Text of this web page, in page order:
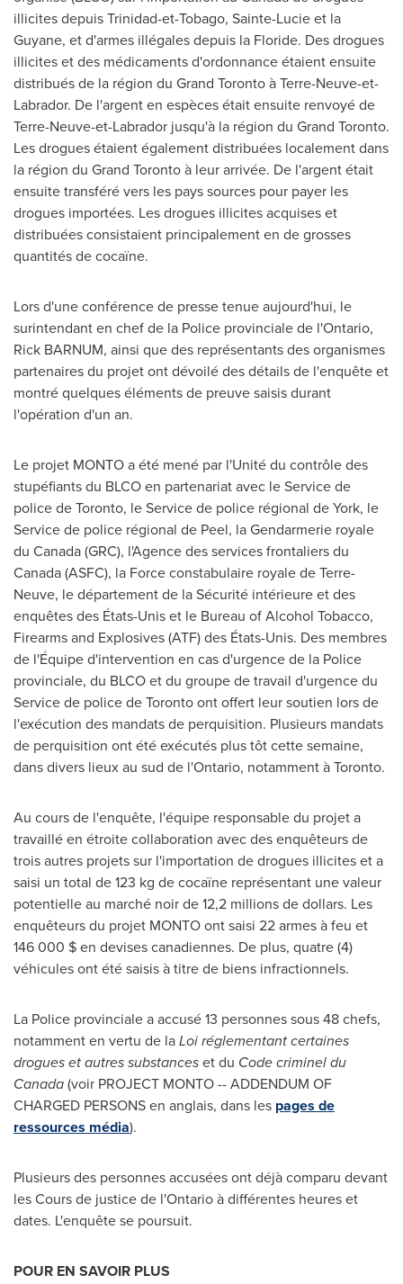
illicites depuisTrinidad-et-Tobago, Sainte-Lucieet la
Guyane, et d'armes illégales depuis la Floride. Des drogues
illicites et des médicaments d'ordonnance étaient ensuite
distribués de la région du Grand Toronto à Terre-Neuve-et-
Labrador. De l'argent en espèces était ensuite renvoyé de
Terre-Neuve-et-Labrador jusqu'à la région du Grand Toronto.
Les drogues étaient également distribuées localement dans
la région du Grand Toronto à leur arrivée. De l'argent était
ensuite transféré vers les pays sources pour payer les
drogues importées. Les drogues illicites acquises et
distribuées consistaient principalement en de grosses
quantités de cocaïne.
Lors d'une conférence de presse tenue aujourd'hui, le
surintendant en chef de la Police provinciale de l'Ontario,
Rick BARNUM, ainsi que des représentants des organismes
partenaires du projet ont dévoilé des détails de l'enquête et
montré quelques éléments de preuve saisis durant
l'opération d'un an.
Le projet MONTO a été mené par l'Unité du contrôle des
stupéfiants du BLCO en partenariat avec le Service de
police deToronto, le Service de police régional de York, le
Service de police régional de Peel, la Gendarmerie royale
du Canada(GRC), l'Agence des services frontaliers du
Canada(ASFC), la Force constabulaire royale de Terre-
Neuve, le département de la Sécurité intérieure et des
enquêtes des États-Unis et le Bureau of Alcohol Tobacco,
Firearms and Explosives (ATF) des États-Unis. Des membres
de l'Équipe d'intervention en cas d'urgence de la Police
provinciale, du BLCO et du groupe de travail d'urgence du
Service de police deTorontoont offert leur soutien lors de
l'exécution des mandats de perquisition. Plusieurs mandats
de perquisition ont été exécutés plus tôt cette semaine,
dans divers lieux au sud de l'Ontario, notamment àToronto.
Au cours de l'enquête, l'équipe responsable du projet a
travaillé en étroite collaboration avec des enquêteurs de
trois autres projets sur l'importation de drogues illicites et a
saisi un total de 123 kg de cocaïne représentant une valeur
potentielle au marché noir de 12,2 millions de dollars. Les
enquêteurs du projet MONTO ont saisi 22 armes à feu et
146 000 $ en devises canadiennes. De plus, quatre (4)
véhicules ont été saisis à titre de biens infractionnels.
La Police provinciale a accusé 13 personnes sous 48 chefs,
notamment en vertu de laLoi réglementant certaines
drogues et autres substanceset du Code criminel du
Canada(voir PROJECT MONTO -- ADDENDUM OF
CHARGED PERSONS en anglais, dans les pages de
ressources média).
Plusieurs des personnes accusées ont déjà comparu devant
les Cours de justice de l'Ontarioà différentes heures et
dates. L'enquête se poursuit.
POUR EN SAVOIR PLUS